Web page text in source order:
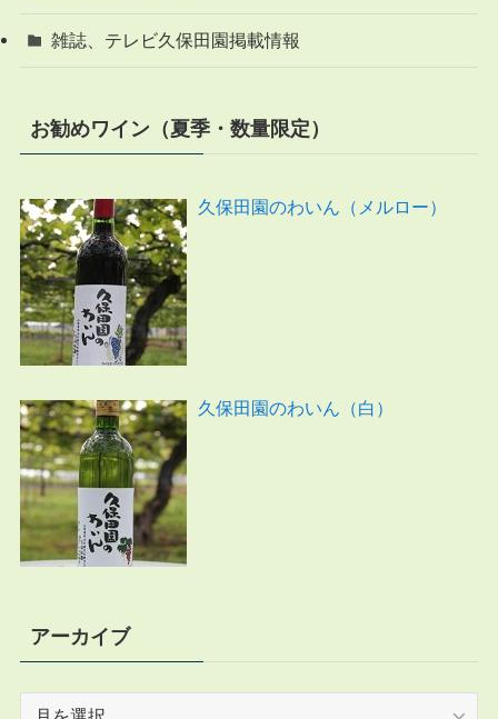
雑誌、テレビ久保田園掲載情報
お勧めワイン（夏季・数量限定）
久保田園のわいん（メルロー）
久保田園のわいん（白）
アーカイブ